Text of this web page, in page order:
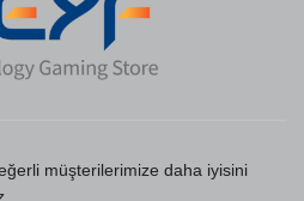
müşterilerimize daha iyisini